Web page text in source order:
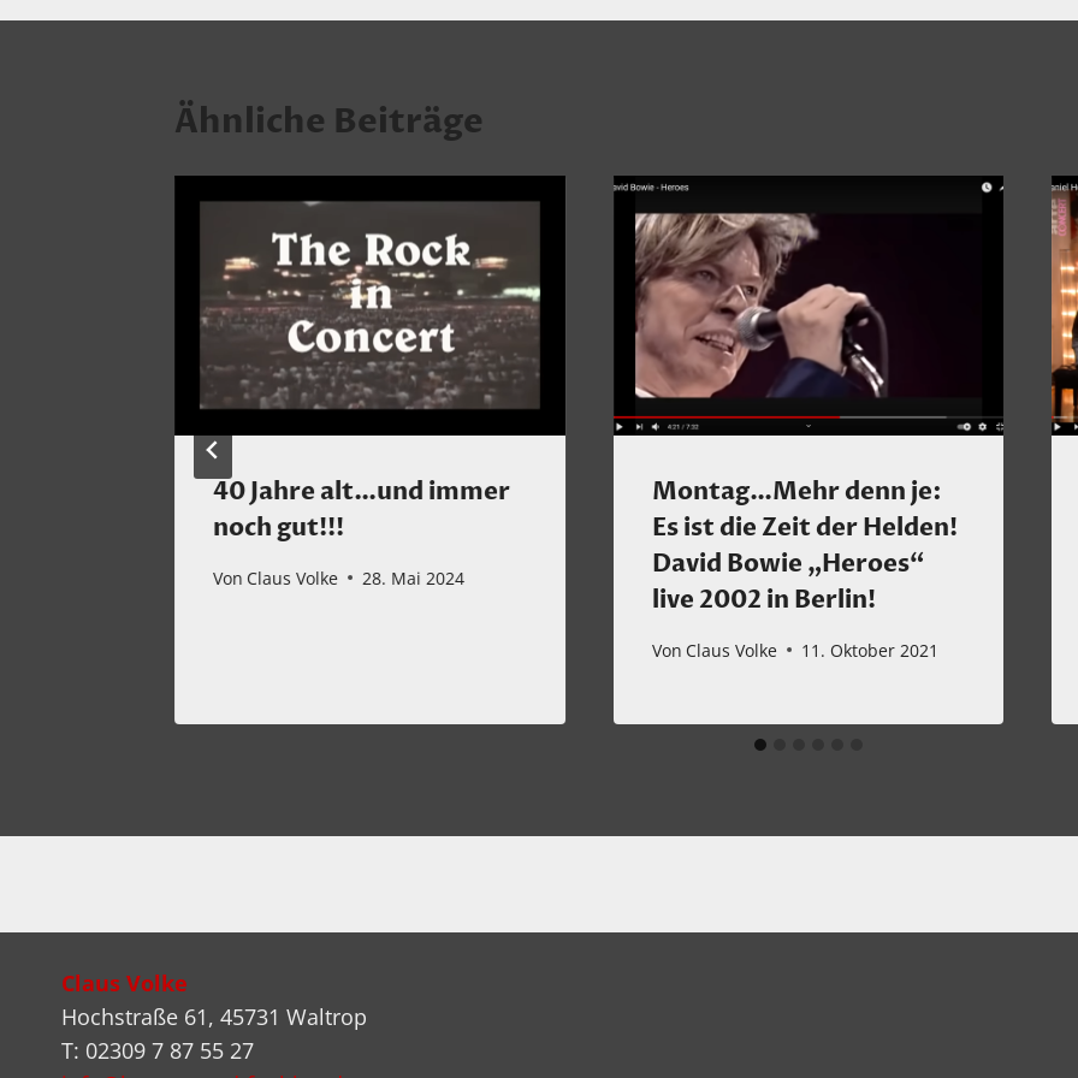
Ähnliche Beiträge
40 Jahre alt…und immer
noch gut!!!
Von Claus Volke 28. Mai 2024
Montag…Mehr denn je:
Es ist die Zeit der Helden!
David Bowie „Heroes“
live 2002 in Berlin!
Von Claus Volke 11. Oktober 2021
Claus Volke
Hochstraße 61, 45731 Waltrop
T: 02309 7 87 55 27